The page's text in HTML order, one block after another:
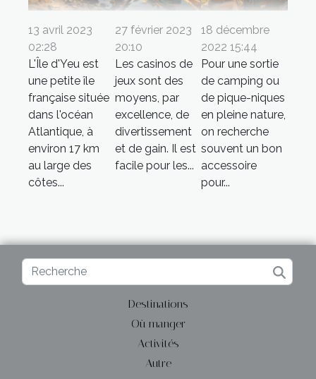
13 avril 2023
02:28
L'Île d'Yeu est
une petite île
française située
dans l'océan
Atlantique, à
environ 17 km
au large des
côtes...
27 février 2023
20:10
Les casinos de
jeux sont des
moyens, par
excellence, de
divertissement
et de gain. Il est
facile pour les...
18 décembre
2022 15:44
Pour une sortie
de camping ou
de pique-niques
en pleine nature,
on recherche
souvent un bon
accessoire
pour...
Destinations
Où manger
Activités
Autre